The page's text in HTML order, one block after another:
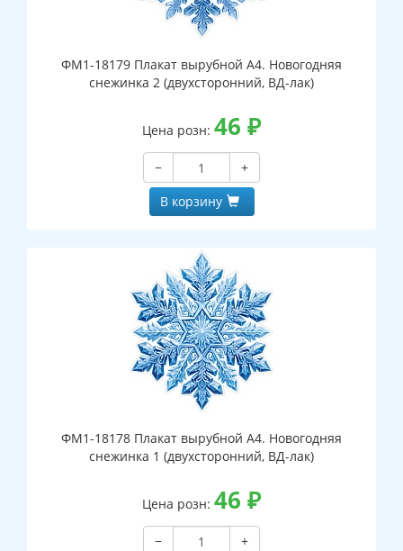
ФМ1-18179 Плакат вырубной А4. Новогодняя
снежинка 2 (двухсторонний, ВД-лак)
Цена розн: 46 ₽
−
+
В корзину
ФМ1-18178 Плакат вырубной А4. Новогодняя
снежинка 1 (двухсторонний, ВД-лак)
Цена розн: 46 ₽
−
+